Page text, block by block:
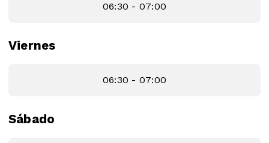
06:30 - 07:00
Viernes
06:30 - 07:00
Sábado